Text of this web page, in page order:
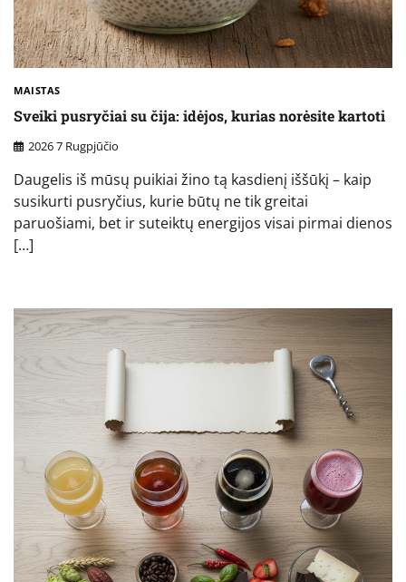
MAISTAS
Sveiki pusryčiai su čija: idėjos, kurias norėsite kartoti
2026 7 Rugpjūčio
Daugelis iš mūsų puikiai žino tą kasdienį iššūkį – kaip
susikurti pusryčius, kurie būtų ne tik greitai
paruošiami, bet ir suteiktų energijos visai pirmai dienos
[…]